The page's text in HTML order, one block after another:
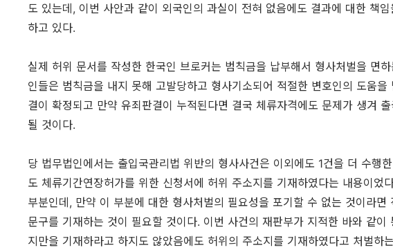
도 있는데, 이번 사안과 같이 외국인의 과실이 전혀 없음에도 결과에 대한 책
하고 있다.
실제 허위 문서를 작성한 한국인 브로커는 범칙금을 납부해서 형사처벌을 면
인들은 범칙금을 내지 못해 고발당하고 형사기소되어 적절한 변호인의 도움
결이 확정되고 만약 유죄판결이 누적된다면 결국 체류자격에도 문제가 생겨
될 것이다.
당 법무법인에서는 출입국관리법 위반의 형사사건은 이외에도 1건을 더 수행
도 체류기간연장허가를 위한 신청서에 허위 주소지를 기재하였다는 내용이었
부분인데, 만약 이 부분에 대한 형사처벌의 필요성을 포기할 수 없는 것이라면
문구를 기재하는 것이 필요할 것이다. 이번 사건의 재판부가 지적한 바와 같이
지만을 기재하라고 하지도 않았음에도 허위의 주소지를 기재하였다고 처벌하